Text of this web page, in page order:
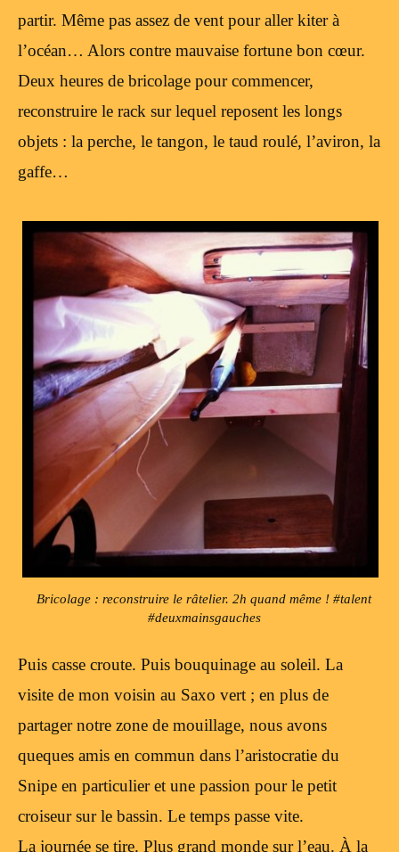
partir. Même pas assez de vent pour aller kiter à
l’océan… Alors contre mauvaise fortune bon cœur.
Deux heures de bricolage pour commencer,
reconstruire le rack sur lequel reposent les longs
objets : la perche, le tangon, le taud roulé, l’aviron, la
gaffe…
Bricolage : reconstruire le râtelier. 2h quand même ! #talent
#deuxmainsgauches
Puis casse croute. Puis bouquinage au soleil. La
visite de mon voisin au Saxo vert ; en plus de
partager notre zone de mouillage, nous avons
queques amis en commun dans l’aristocratie du
Snipe en particulier et une passion pour le petit
croiseur sur le bassin. Le temps passe vite.
La journée se tire. Plus grand monde sur l’eau. À la